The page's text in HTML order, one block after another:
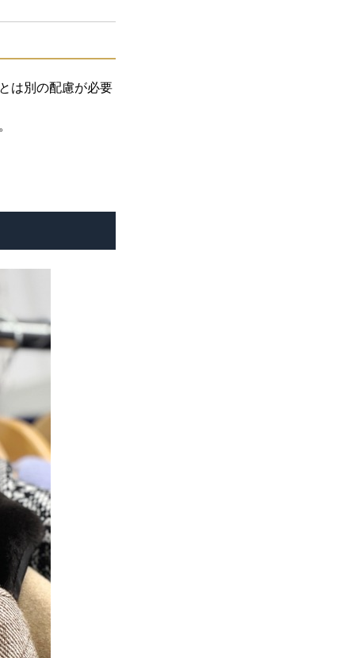
は別の配慮が必要